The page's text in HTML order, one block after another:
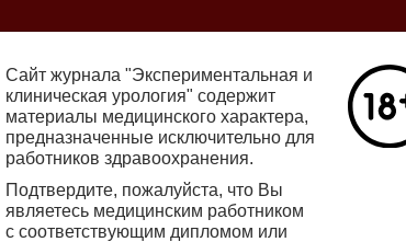
2712-8571 10.29188/2222-8543
- основатель НИИ
исследования в НИИ
Подробнее
Сайт журнала "Экспериментальная и
клиническая урология" содержит
материалы медицинского характера,
предназначенные исключительно для
работников здравоохранения.
Подтвердите, пожалуйста, что Вы
являетесь медицинским работником
с соответствующим дипломом или